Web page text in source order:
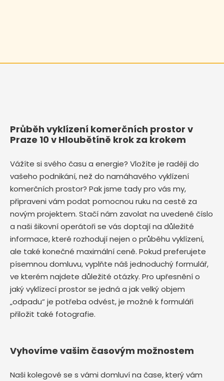
Průběh vyklízení komerčních prostor v
Praze 10 v Hloubětíně krok za krokem
Vážíte si svého času a energie? Vložíte je raději do
vašeho podnikání, než do namáhavého vyklízení
komerčních prostor? Pak jsme tady pro vás my,
připraveni vám podat pomocnou ruku na cestě za
novým projektem. Stačí nám zavolat na uvedené číslo
a naši šikovní operátoři se vás doptají na důležité
informace, které rozhodují nejen o průběhu vyklízení,
ale také konečné maximální ceně. Pokud preferujete
písemnou domluvu, vyplňte náš jednoduchý formulář,
ve kterém najdete důležité otázky. Pro upřesnění o
jaký vyklízecí prostor se jedná a jak velký objem
„odpadu“ je potřeba odvést, je možné k formuláři
přiložit také fotografie.
Vyhovíme vašim časovým možnostem
Naši kolegové se s vámi domluví na čase, který vám